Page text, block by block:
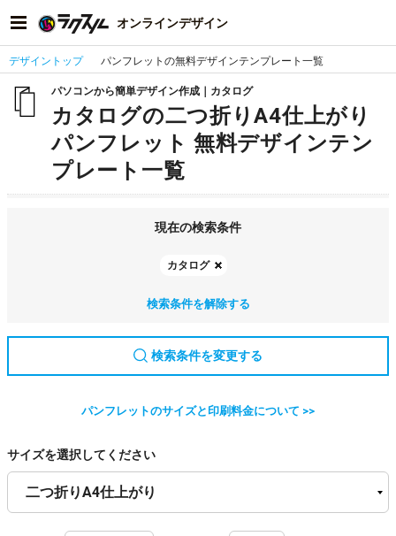
オンラインデザイン
デザイントップ パンフレットの無料デザインテンプレート一覧
パソコンから簡単デザイン作成｜カタログ
カタログの二つ折りA4仕上がり
パンフレット 無料デザインテン
プレート一覧
現在の検索条件
カタログ
検索条件を解除する
検索条件を変更する
パンフレットのサイズと印刷料金について >>
サイズを選択してください